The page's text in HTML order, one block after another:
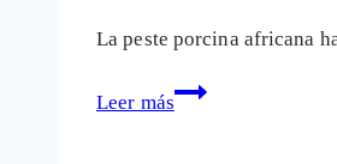
La peste porcina africana
Leer más
Peste